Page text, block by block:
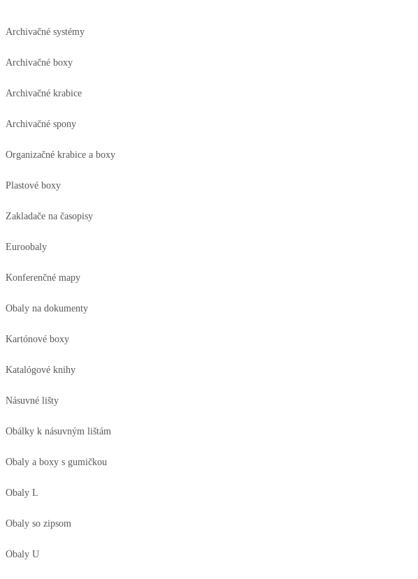
Archivačné systémy
Archivačné boxy
Archivačné krabice
Archivačné spony
Organizačné krabice a boxy
Plastové boxy
Zakladače na časopisy
Euroobaly
Konferenčné mapy
Obaly na dokumenty
Kartónové boxy
Katalógové knihy
Násuvné lišty
Obálky k násuvným lištám
Obaly a boxy s gumičkou
Obaly L
Obaly so zipsom
Obaly U